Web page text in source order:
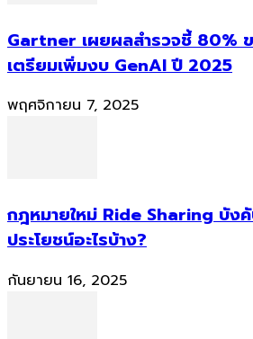
Gartner เผยผลสำรวจชี้ 80%
เตรียมเพิ่มงบ GenAI ปี 2025
พฤศจิกายน 7, 2025
กฎหมายใหม่ Ride Sharing บังคั
ประโยชน์อะไรบ้าง?
กันยายน 16, 2025